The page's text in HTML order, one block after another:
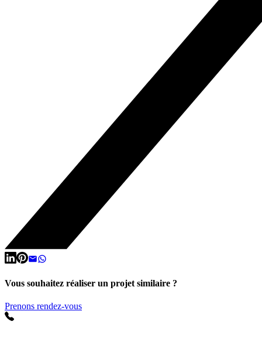
Vous souhaitez réaliser un projet similaire ?
Prenons rendez-vous